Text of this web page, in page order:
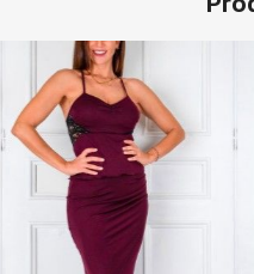
-10,00 €